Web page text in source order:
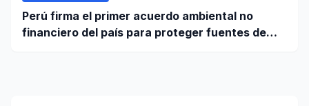
Perú firma el primer acuerdo ambiental no
financiero del país para proteger fuentes de